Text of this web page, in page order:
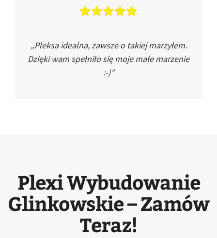
„Pleksa idealna, zawsze o takiej marzyłem.
Dzięki wam spełniło się moje małe marzenie
:-)”
Plexi Wybudowanie
Glinkowskie – Zamów
Teraz!